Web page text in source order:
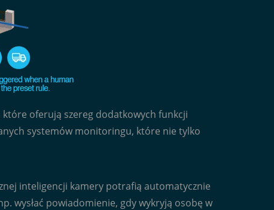
oferują szereg dodatkowych funkcji
systemów monitoringu, które nie tylko
inteligencji kamery potrafią automatycznie
wysłać powiadomienie, gdy wykryją osobę w